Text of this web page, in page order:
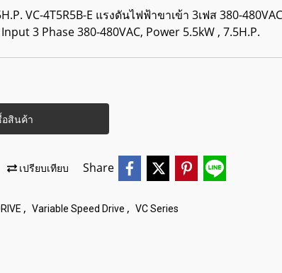
VC-4T5R5B-E แรงดันไฟฟ้าขาเข้า 3เฟส 380-
Input 3 Phase 380-480VAC, Power 5.5kW , 7.5H.P.
อสินค้า
เปรียบเทียบ Share
, Variable Speed Drive , VC Series